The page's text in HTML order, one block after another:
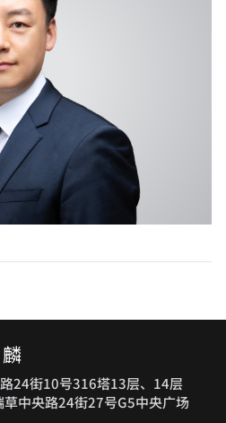
24街10号316塔13层、14层
中央路24街27号G5中央广场